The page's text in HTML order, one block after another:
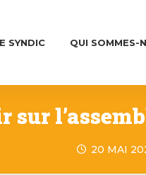
SYNDIC QUI SOMMES-
sur
20 MAI